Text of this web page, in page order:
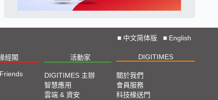
■ 中文简体版 ■ English
經閣 活動家 DIGITIMES
DIGITIMES 主辦
智慧應用
雲端 & 資安
關於我們
會員服務
科技椽送門